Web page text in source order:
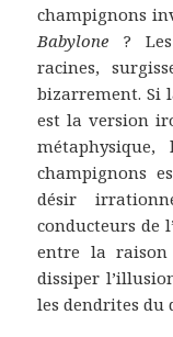
champignons
Babylone ?
racines,
bizarrement. Si
est la version
champignons
désir
conducteurs de
entre la
dissiper
les dendrites du